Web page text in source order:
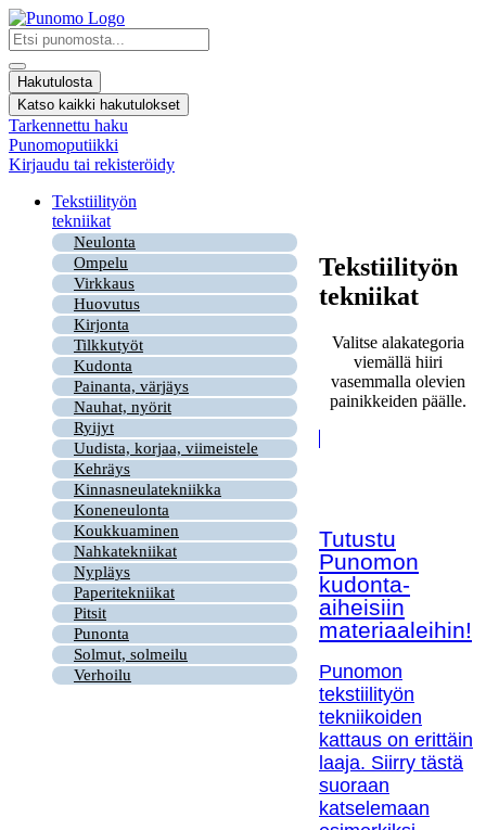
Mene
sisältöön
Search
...
Hakutulosta
Katso kaikki hakutulokset
Tarkennettu haku
Punomoputiikki
Kirjaudu tai rekisteröidy
Tekstiilityön
tekniikat
Neulonta
Ompelu
Virkkaus
Huovutus
Kirjonta
Tilkkutyöt
Kudonta
Painanta, värjäys
Nauhat, nyörit
Ryijyt
Uudista, korjaa, viimeistele
Kehräys
Kinnasneulatekniikka
Koneneulonta
Koukkuaminen
Nahkatekniikat
Nypläys
Paperitekniikat
Pitsit
Punonta
Solmut, solmeilu
Verhoilu
Tekstiilityön
tekniikat
Valitse alakategoria
viemällä hiiri
vasemmalla olevien
painikkeiden päälle.
Tutustu
Punomon
kudonta-
aiheisiin
materiaaleihin!
Punomon
tekstiilityön
tekniikoiden
kattaus on erittäin
laaja. Siirry tästä
suoraan
katselemaan